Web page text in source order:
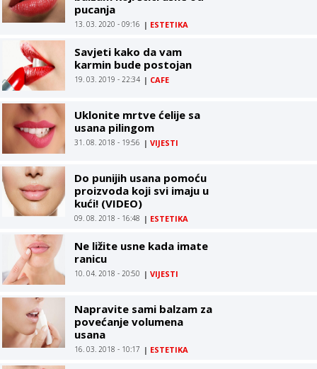
pucanja
13. 03. 2020 - 09:16 | ESTETIKA
Savjeti kako da vam
karmin bude postojan
19. 03. 2019 - 22:34 | CAFE
Uklonite mrtve ćelije sa
usana pilingom
31. 08. 2018 - 19:56 | VIJESTI
Do punijih usana pomoću
proizvoda koji svi imaju u
kući! (VIDEO)
09. 08. 2018 - 16:48 | ESTETIKA
Ne ližite usne kada imate
ranicu
10. 04. 2018 - 20:50 | VIJESTI
Napravite sami balzam za
povećanje volumena
usana
16. 03. 2018 - 10:17 | ESTETIKA